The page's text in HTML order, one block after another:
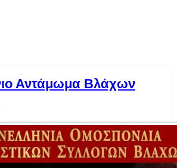
Αντάμωμα Βλάχων